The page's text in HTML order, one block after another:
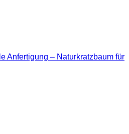
Anfertigung – Naturkratzbaum für